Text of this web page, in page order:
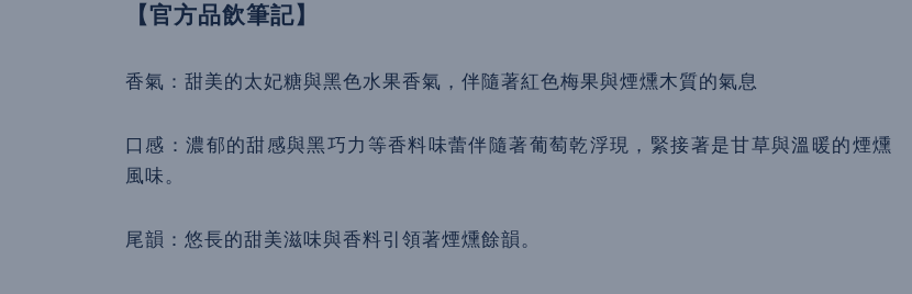
【官方品飲筆記】
香氣：甜美的太妃糖與黑色水果香氣，伴隨著紅色梅果與煙燻木質的氣息
口感：濃郁的甜感與黑巧力等香料味蕾伴隨著葡萄乾浮現，緊接著是甘草與溫暖的煙燻
風味。
尾韻：悠長的甜美滋味與香料引領著煙燻餘韻。